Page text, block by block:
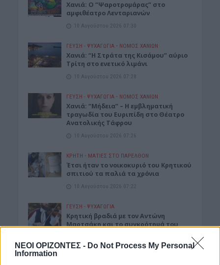
ΝΕΟΙ ΟΡΙΖΟΝΤΕΣ - Do Not Process My Personal
Information
Xανιά: Ο “Ψαροτρομάρας” στο
αμφιθέατρο Λενταριανών
10 Αυγούστου 2026 07:30
ΓΕΎΣΗ - ΨΥΧΑΓΩΓΊΑ • ΝΟΜΌΣ ΧΑΝΊΩΝ
Χανιά: “Η Στράτα της Κισάμου” αύριο
Τρίτη στο ενετικό λιμάνι
10 Αυγούστου 2026 07:28
ΓΕΎΣΗ - ΨΥΧΑΓΩΓΊΑ • ΝΟΜΌΣ ΧΑΝΊΩΝ
Χανιά: “Μήδεια” – Η εμβληματική
τραγωδία του Ευριπίδη στο Θέατρο
Ανατολικής Τάφρου
10 Αυγούστου 2026 07:26
ΚΡΗΤΗ • ΜΑΤΙΕΣ ΣΤΟ ΠΑΡΕΛΘΟΝ
Έτσι ήταν το νοικοκυριό του Κρητικού
σπιτιού τα παλιά τα χρόνια
10 Αυγούστου 2026 07:22
ΓΕΎΣΗ - ΨΥΧΑΓΩΓΊΑ
Kρητική βραδιά με τον Αντώνη
Μαρτσάκη και το συγκρότημά του
10 Αυγούστου 2026 07:18